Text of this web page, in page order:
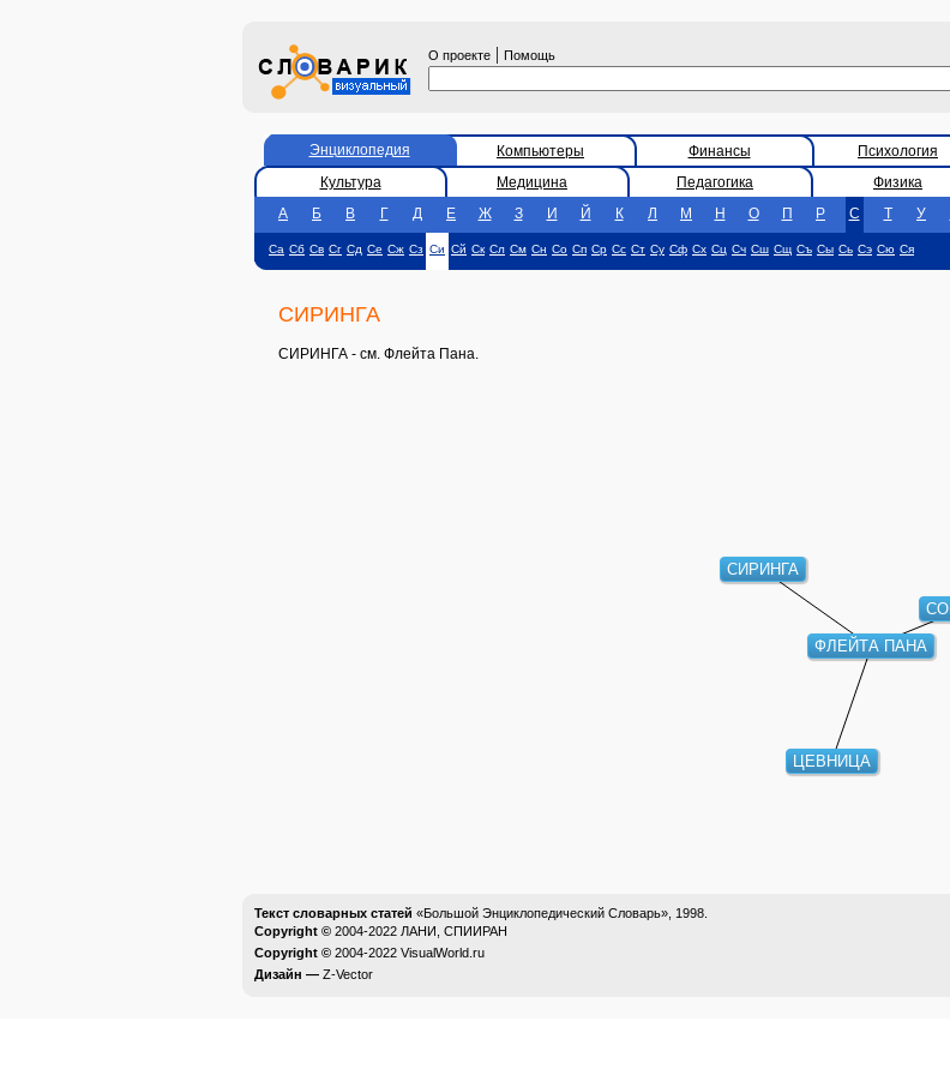
О проекте | Помощь
Энциклопедия Компьютеры Финансы Психология
Культура
Медицина Педагогика Физика
А
Б В Г Д Е Ж З И Й К Л М Н О П Р С Т У
Са Сб Св Сг Сд Се Сж Сз Си Сй Ск Сл См Сн Со Сп Ср Сс Ст Су Сф Сх Сц Сч Сш Сщ Съ Сы Сь Сэ Сю Ся
СИРИНГА
СИРИНГА - см. Флейта Пана.
СИРИНГА
ФЛЕЙТА ПАНА
ЦЕВНИЦА
Текст словарных статей «Большой Энциклопедический Словарь», 1998.
Copyright © 2004-2022 ЛАНИ, СПИИРАН
Copyright © 2004-2022 VisualWorld.ru
Дизайн — Z-Vector